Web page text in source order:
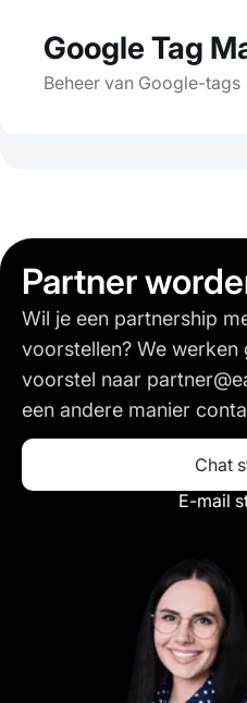
Google Tag
Beheer van Google-tags
Partner
Wil je een partnership
voorstellen? We werken
voorstel naar
een andere manier
Chat
E-mail